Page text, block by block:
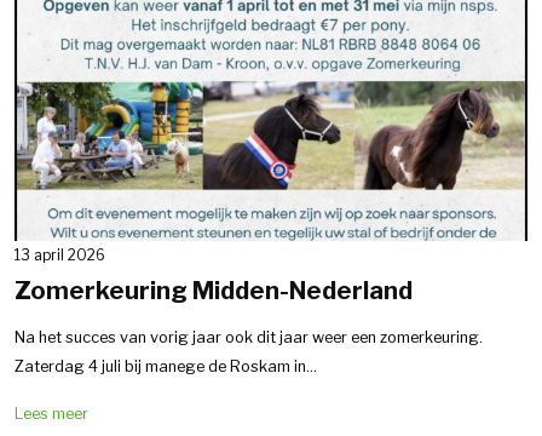
13 april 2026
Zomerkeuring Midden-Nederland
Na het succes van vorig jaar ook dit jaar weer een zomerkeuring.
Zaterdag 4 juli bij manege de Roskam in...
Lees meer